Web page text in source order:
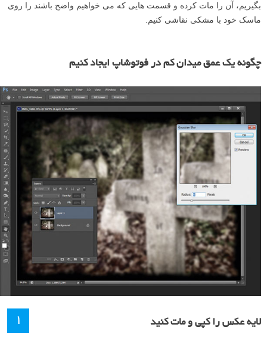
بگیریم، آن را مات کرده و قسمت هایی که می خواهیم واضح باشند را روی
ماسک خود با مشکی نقاشی کنیم.
چگونه یک عمق میدان کم در فوتوشاپ ایجاد کنیم
۱ لایه عکس را کپی و مات کنید